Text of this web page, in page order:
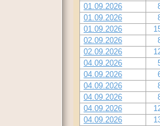
01.09.2026
01.09.2026
01.09.2026
02.09.2026
02.09.2026
04.09.2026
04.09.2026
04.09.2026
04.09.2026
04.09.2026
04.09.2026